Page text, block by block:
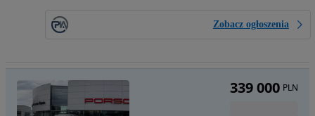
Zobacz ogłoszenia
339 000 PLN